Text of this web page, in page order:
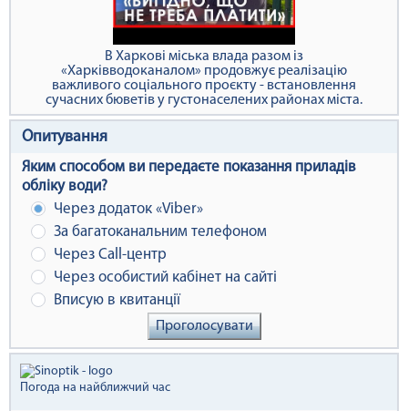
В Харкові міська влада разом із
«Харківводоканалом» продовжує реалізацію
важливого соціального проєкту - встановлення
сучасних бюветів у густонаселених районах міста.
Опитування
Яким способом ви передаєте показання приладів
обліку води?
Через додаток «Viber»
За багатоканальним телефоном
Через Сall-центр
Через особистий кабінет на сайті
Вписую в квитанції
Проголосувати
Погода на найближчий час